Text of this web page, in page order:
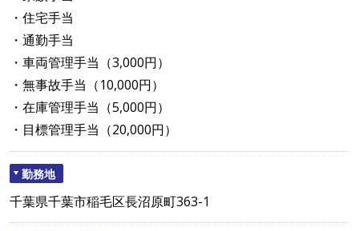
・住宅手当
・通勤手当
・車両管理手当（3,000円）
・無事故手当（10,000円）
・在庫管理手当（5,000円）
・目標管理手当（20,000円）
勤務地
千葉県千葉市稲毛区長沼原町363-1